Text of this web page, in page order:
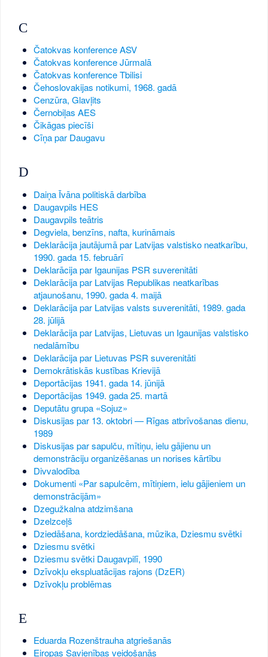
C
Čatokvas konference ASV
Čatokvas konference Jūrmalā
Čatokvas konference Tbilisi
Čehoslovakijas notikumi, 1968. gadā
Cenzūra, Glavļits
Černobiļas AES
Čikāgas piecīši
Cīņa par Daugavu
D
Daiņa Īvāna politiskā darbība
Daugavpils HES
Daugavpils teātris
Degviela, benzīns, nafta, kurināmais
Deklarācija jautājumā par Latvijas valstisko neatkarību,
1990. gada 15. februārī
Deklarācija par Igaunijas PSR suverenitāti
Deklarācija par Latvijas Republikas neatkarības
atjaunošanu, 1990. gada 4. maijā
Deklarācija par Latvijas valsts suverenitāti, 1989. gada
28. jūlijā
Deklarācija par Latvijas, Lietuvas un Igaunijas valstisko
nedalāmību
Deklarācija par Lietuvas PSR suverenitāti
Demokrātiskās kustības Krievijā
Deportācijas 1941. gada 14. jūnijā
Deportācijas 1949. gada 25. martā
Deputātu grupa «Sojuz»
Diskusijas par 13. oktobri — Rīgas atbrīvošanas dienu,
1989
Diskusijas par sapulču, mītiņu, ielu gājienu un
demonstrāciju organizēšanas un norises kārtību
Divvalodība
Dokumenti «Par sapulcēm, mītiņiem, ielu gājieniem un
demonstrācijām»
Dzegužkalna atdzimšana
Dzelzceļš
Dziedāšana, kordziedāšana, mūzika, Dziesmu svētki
Dziesmu svētki
Dziesmu svētki Daugavpilī, 1990
Dzīvokļu ekspluatācijas rajons (DzER)
Dzīvokļu problēmas
E
Eduarda Rozenštrauha atgriešanās
Eiropas Savienības veidošanās